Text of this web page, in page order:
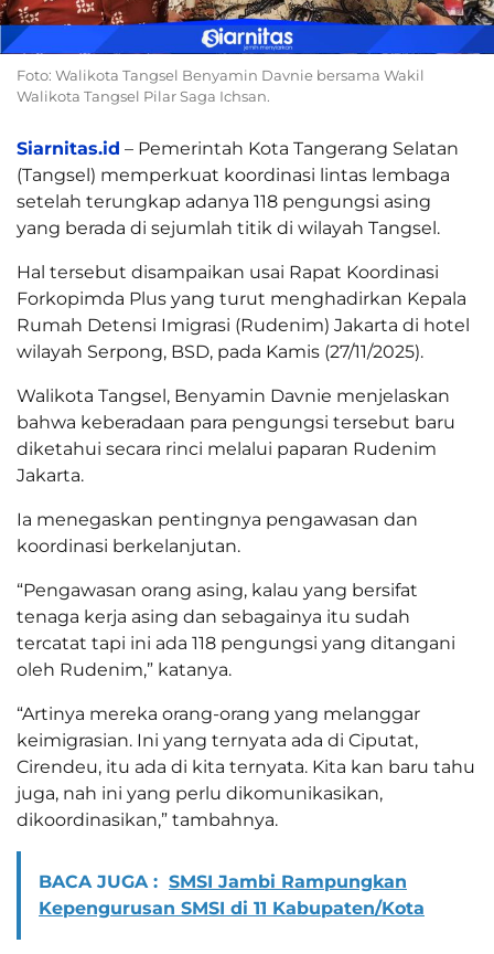
Foto: Walikota Tangsel Benyamin Davnie bersama Wakil
Walikota Tangsel Pilar Saga Ichsan.
Siarnitas.id – Pemerintah Kota Tangerang Selatan
(Tangsel) memperkuat koordinasi lintas lembaga
setelah terungkap adanya 118 pengungsi asing
yang berada di sejumlah titik di wilayah Tangsel.
Hal tersebut disampaikan usai Rapat Koordinasi
Forkopimda Plus yang turut menghadirkan Kepala
Rumah Detensi Imigrasi (Rudenim) Jakarta di hotel
wilayah Serpong, BSD, pada Kamis (27/11/2025).
Walikota Tangsel, Benyamin Davnie menjelaskan
bahwa keberadaan para pengungsi tersebut baru
diketahui secara rinci melalui paparan Rudenim
Jakarta.
Ia menegaskan pentingnya pengawasan dan
koordinasi berkelanjutan.
“Pengawasan orang asing, kalau yang bersifat
tenaga kerja asing dan sebagainya itu sudah
tercatat tapi ini ada 118 pengungsi yang ditangani
oleh Rudenim,” katanya.
“Artinya mereka orang-orang yang melanggar
keimigrasian. Ini yang ternyata ada di Ciputat,
Cirendeu, itu ada di kita ternyata. Kita kan baru tahu
juga, nah ini yang perlu dikomunikasikan,
dikoordinasikan,” tambahnya.
BACA JUGA : SMSI Jambi Rampungkan
Kepengurusan SMSI di 11 Kabupaten/Kota